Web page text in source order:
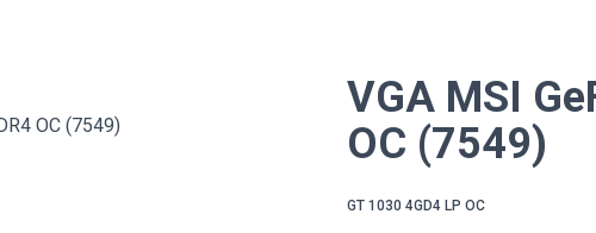
VGA MSI
OC (7549)
GT 1030 4GD4 LP OC